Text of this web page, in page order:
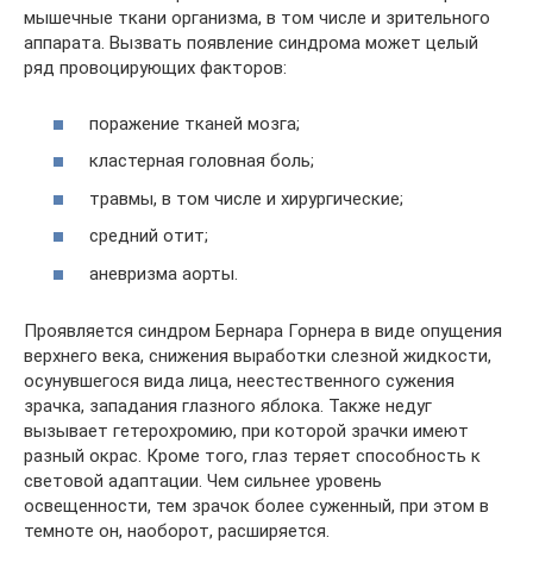
мышечные ткани организма, в том числе и зрительного
аппарата. Вызвать появление синдрома может целый
ряд провоцирующих факторов:
поражение тканей мозга;
кластерная головная боль;
травмы, в том числе и хирургические;
средний отит;
аневризма аорты.
Проявляется синдром Бернара Горнера в виде опущения
верхнего века, снижения выработки слезной жидкости,
осунувшегося вида лица, неестественного сужения
зрачка, западания глазного яблока. Также недуг
вызывает гетерохромию, при которой зрачки имеют
разный окрас. Кроме того, глаз теряет способность к
световой адаптации. Чем сильнее уровень
освещенности, тем зрачок более суженный, при этом в
темноте он, наоборот, расширяется.